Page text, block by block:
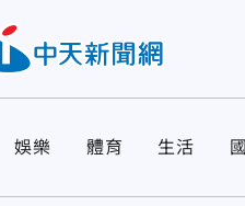
娛樂 體育 生活